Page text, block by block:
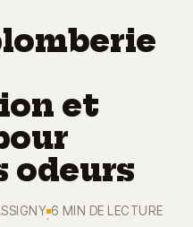
Énergie
et
odeurs
·
6 MIN DE LECTURE